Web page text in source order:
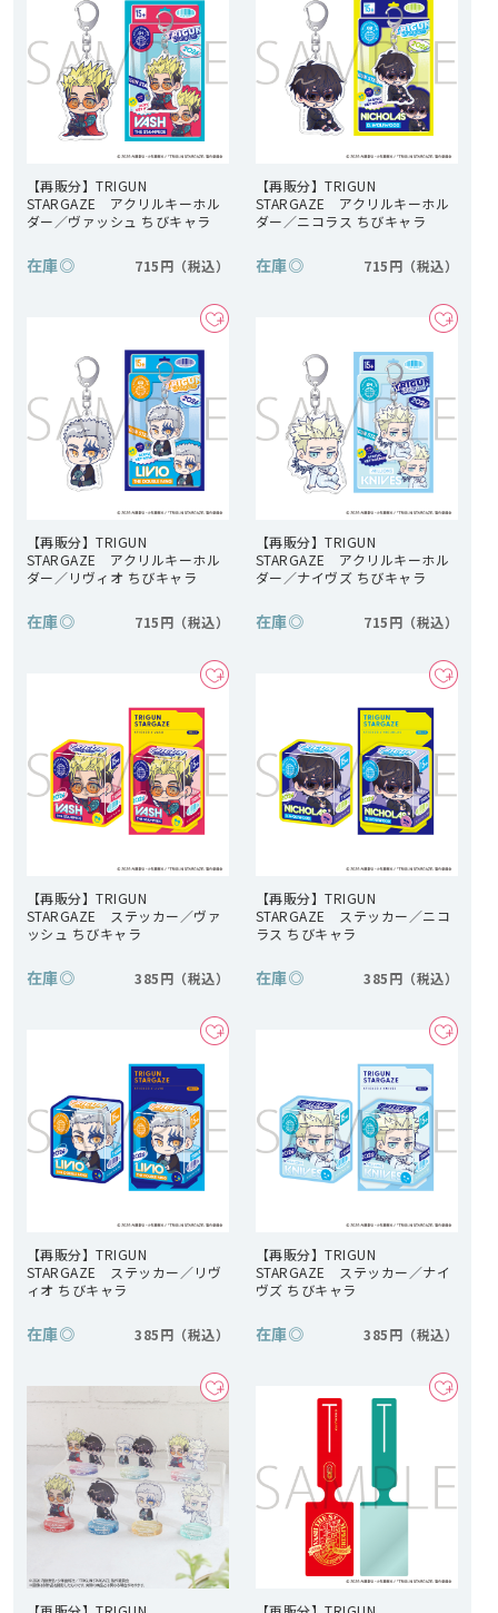
【再販分】TRIGUN
STARGAZE アクリルキーホル
ダー／ヴァッシュ ちびキャラ
在庫◎ 715円
【再販分】TRIGUN
STARGAZE アクリルキーホル
ダー／ニコラス ちびキャラ
在庫◎ 715円
【再販分】TRIGUN
STARGAZE アクリルキーホル
ダー／リヴィオ ちびキャラ
在庫◎ 715円
【再販分】TRIGUN
STARGAZE アクリルキーホル
ダー／ナイヴズ ちびキャラ
在庫◎ 715円
【再販分】TRIGUN
STARGAZE ステッカー／ヴァ
ッシュ ちびキャラ
在庫◎ 385円
【再販分】TRIGUN
STARGAZE ステッカー／ニコ
ラス ちびキャラ
在庫◎ 385円
【再販分】TRIGUN
STARGAZE ステッカー／リヴ
ィオ ちびキャラ
在庫◎ 385円
【再販分】TRIGUN
STARGAZE ステッカー／ナイ
ヴズ ちびキャラ
在庫◎ 385円